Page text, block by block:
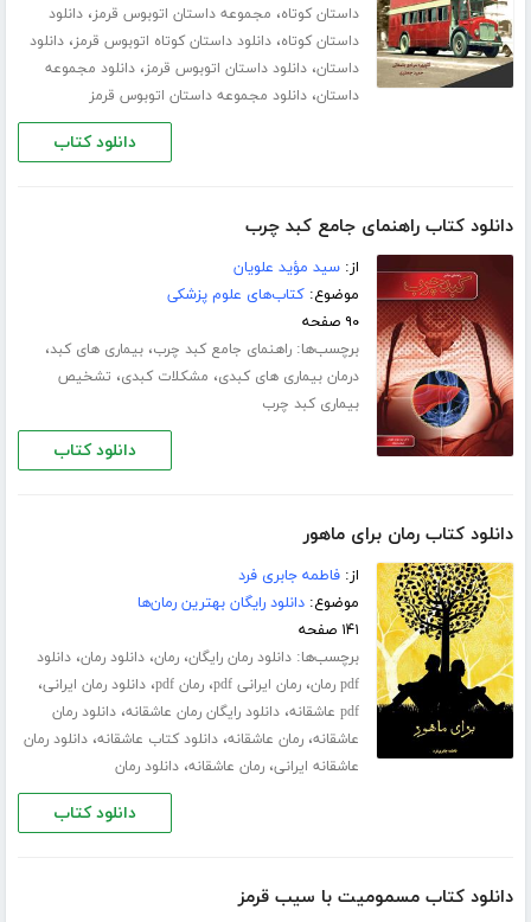
داستان کوتاه، مجموعه داستان اتوبوس قرمز،دانلود
داستان کوتاه،دانلود داستان کوتاه اتوبوس قرمز،دانلود
داستان،دانلود داستان اتوبوس قرمز،دانلود مجموعه
داستان،دانلود مجموعه داستان اتوبوس قرمز
دانلود کتاب
دانلود کتاب راهنمای جامع کبد چرب
از:سید مؤید علویان
موضوع:کتاب‌های علوم پزشکی
۹۰ صفحه
برچسب‌ها:راهنمای جامع کبد چرب،بیماری های کبد،
درمان بیماری های کبدی، مشکلات کبدی، تشخیص
بیماری کبد چرب
دانلود کتاب
دانلود کتاب رمان برای ماهور
از:فاطمه جابری فرد
موضوع:دانلود رایگان بهترین رمان‌ها
۱۴۱ صفحه
برچسب‌ها:دانلود رمان رایگان،رمان،دانلود رمان،دانلود
pdf رمان
،رمان ایرانی pdf ،رمان pdf ،دانلود رمان ایرانی،
pdf عاشقانه ،دانلود رایگان رمان عاشقانه،دانلود رمان
عاشقانه،رمان عاشقانه،دانلود کتاب عاشقانه،دانلود رمان
عاشقانه ایرانی،رمان عاشقانه،دانلود رمان
دانلود کتاب
دانلود کتاب مسمومیت با سیب قرمز